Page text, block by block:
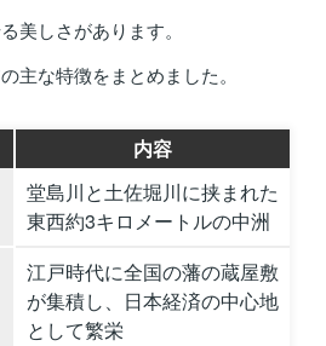
美しさがあります。
主な特徴をまとめました。
内容
堂島川と土佐堀川に挟まれた
東西約3キロメートルの中洲
江戸時代に全国の藩の蔵屋敷
が集積し、日本経済の中心地
として繁栄